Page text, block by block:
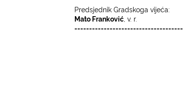
Predsjednik Gradskoga vijeća:
Mato Franković , v. r.
-------------------------------------